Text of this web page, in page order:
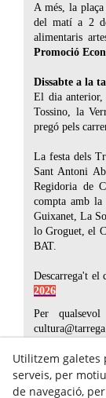
A més, la
del matí a 2
alimentaris
Promoció
Dissabte a la
El dia anterior,
Tossino, la
pregó pels
La festa dels
Sant Antoni
Regidoria de
compta amb la
Guixanet, La
lo Groguet, el
BAT.
Descarrega't el
2026
Per
Utilitzem galetes
serveis, per
de navegació,